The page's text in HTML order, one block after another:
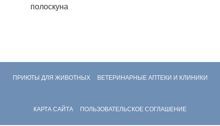
полоскуна
ПРИЮТЫ ДЛЯ ЖИВОТНЫХ ВЕТЕРИНАРНЫЕ АПТЕКИ И КЛИНИКИ
КАРТА САЙТА ПОЛЬЗОВАТЕЛЬСКОЕ СОГЛАШЕНИЕ